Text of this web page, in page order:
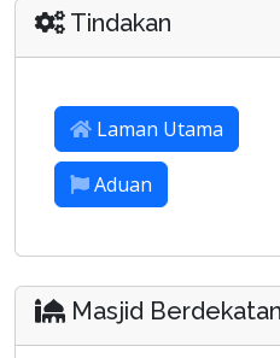
Tindakan
Laman Utama
Aduan
Masjid Berdekatan